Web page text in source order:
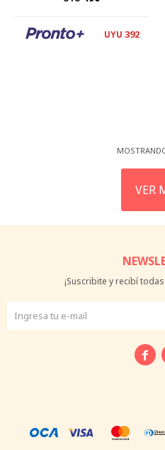
UYU 392
VER
¡Suscribite y recibí
